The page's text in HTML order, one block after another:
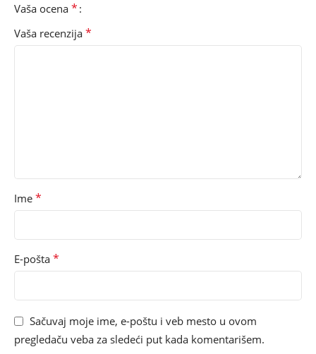
Vaša ocena *
Vaša recenzija *
Ime *
E-pošta *
Sačuvaj moje ime, e-poštu i veb mesto u ovom
pregledaču veba za sledeći put kada komentarišem.